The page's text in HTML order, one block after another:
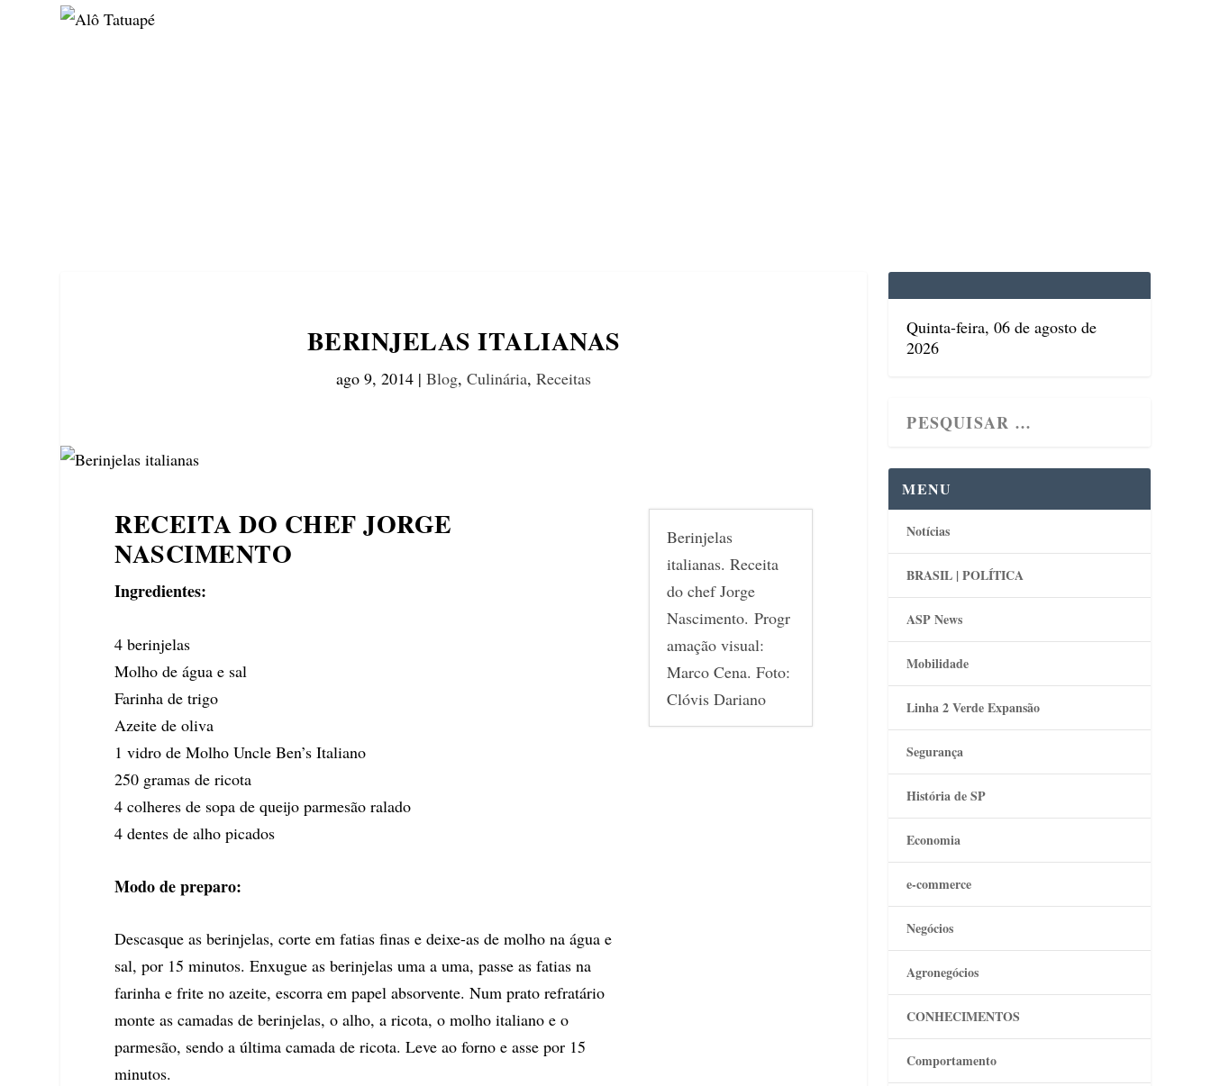
BERINJELAS ITALIANAS
ago 9, 2014 |Blog,Culinária,Receitas
RECEITA DO CHEF JORGE
NASCIMENTO
Ingredientes:
4 berinjelas
Molho de água e sal
Farinha de trigo
Azeite de oliva
1 vidro de Molho Uncle Ben’s Italiano
250 gramas de ricota
4 colheres de sopa de queijo parmesão ralado
4 dentes de alho picados
Modo de preparo:
Descasque as berinjelas, corte em fatias finas e deixe-as de molho na água e
sal, por 15 minutos. Enxugue as berinjelas uma a uma, passe as fatias na
farinha e frite no azeite, escorra em papel absorvente. Num prato refratário
monte as camadas de berinjelas, o alho, a ricota, o molho italiano e o
parmesão, sendo a última camada de ricota. Leve ao forno e asse por 15
minutos.
Berinjelas
italianas. Receita
do chef Jorge
Nascimento. Progr
amação visual:
Marco Cena. Foto:
Clóvis Dariano
Quinta-feira, 06 de agosto de
2026
MENU
Notícias
BRASIL | POLÍTICA
ASP News
Mobilidade
Linha 2 Verde Expansão
Segurança
História de SP
Economia
e-commerce
Negócios
Agronegócios
CONHECIMENTOS
Comportamento